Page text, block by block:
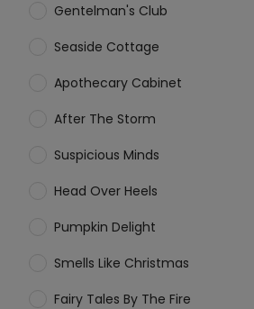
Gentelman's Club
Seaside Cottage
Apothecary Cabinet
After The Storm
Suspicious Minds
Head Over Heels
Pumpkin Delight
Smells Like Christmas
Fairy Tales By The Fire